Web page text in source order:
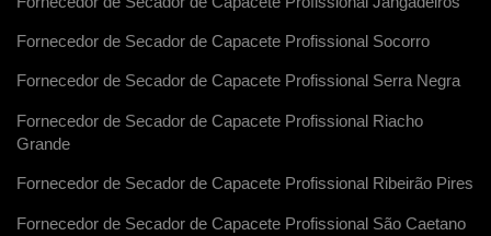
Fornecedor de Secador de Capacete Profissional Socorro
Fornecedor de Secador de Capacete Profissional Serra Negra
Fornecedor de Secador de Capacete Profissional Riacho
Grande
Fornecedor de Secador de Capacete Profissional Ribeirão Pires
Fornecedor de Secador de Capacete Profissional São Caetano